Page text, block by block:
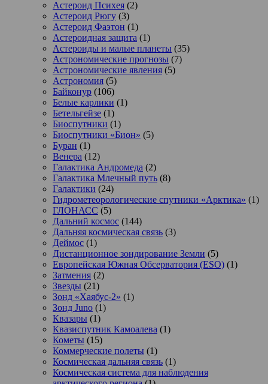
Астероид Психея (2)
Астероид Рюгу (3)
Астероид Фаэтон (1)
Астероидная защита (1)
Астероиды и малые планеты (35)
Астрономические прогнозы (7)
Астрономические явления (5)
Астрономия (5)
Байконур (106)
Белые карлики (1)
Бетельгейзе (1)
Биоспутники (1)
Биоспутники «Бион» (5)
Буран (1)
Венера (12)
Галактика Андромеда (2)
Галактика Млечный путь (8)
Галактики (24)
Гидрометеорологические спутники «Арктика» (1)
ГЛОНАСС (5)
Дальний космос (144)
Дальняя космическая связь (3)
Деймос (1)
Дистанционное зондирование Земли (5)
Европейская Южная Обсерватория (ESO) (1)
Затмения (2)
Звезды (21)
Зонд «Хаябус-2» (1)
Зонд Juno (1)
Квазары (1)
Квазиспутник Камоалева (1)
Кометы (15)
Коммерческие полеты (1)
Космическая дальняя связь (1)
Космическая система для наблюдения